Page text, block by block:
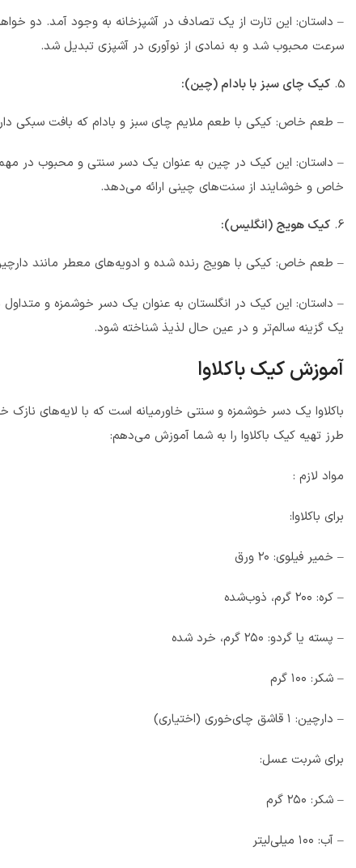
– داستان: این تارت از یک تصادف در آشپزخانه به وجود آمد. دو
سرعت محبوب شد و به نمادی از نوآوری در آشپزی تبدیل شد.
کیک چای سبز با بادام (چین):
– طعم خاص: کیکی با طعم ملایم چای سبز و بادام که بافت سبکی
– داستان: این کیک در چین به عنوان یک دسر سنتی و محبوب در
خاص و خوشایند از سنت‌های چینی ارائه می‌دهد.
کیک هویج (انگلیس):
– طعم خاص: کیکی با هویج رنده شده و ادویه‌های معطر مانند
– داستان: این کیک در انگلستان به عنوان یک دسر خوشمزه و
یک گزینه سالم‌تر و در عین حال لذیذ شناخته شود.
آموزش کیک باکلاوا
باکلاوا یک دسر خوشمزه و سنتی خاورمیانه است که با لایه‌های
طرز تهیه کیک باکلاوا را به شما آموزش می‌دهم:
مواد لازم :
برای باکلاوا:
– خمیر فیلوی: ۲۰ ورق
– کره: ۲۰۰ گرم، ذوب‌شده
– پسته یا گردو: ۲۵۰ گرم، خرد شده
– شکر: ۱۰۰ گرم
– دارچین: ۱ قاشق چای‌خوری (اختیاری)
برای شربت عسل:
– شکر: ۲۵۰ گرم
– آب: ۱۰۰ میلی‌لیتر